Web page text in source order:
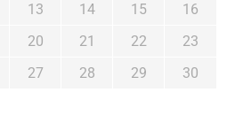
13 14 15
16
20 21 22
23
27 28 29
30